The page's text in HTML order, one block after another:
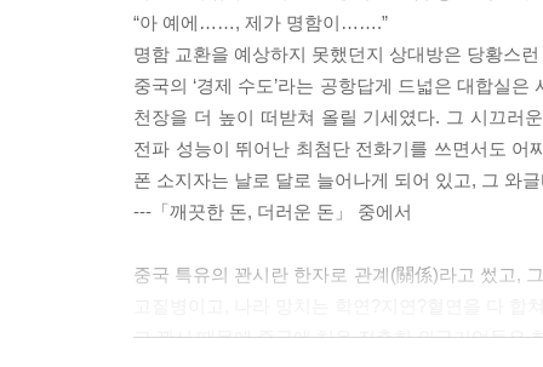
“아 예에……, 제가 명함이…….”
명함 교환을 예상하지 못했던지 상대방은 당황스
중국의 ‘경제 수도’라는 공항답게 드넓은 대합실
천장을 더 높이 떠받쳐 올릴 기세였다. 그 시끄러
전파 성능이 뛰어난 최첨단 전화기를 쓰면서도
폰 소지자는 날로 달로 늘어나게 되어 있고, 그 와
---「깨끗한 돈, 더러운 돈」 중에서
중국 특유의 꽌시란 한자로 관계(關係)라고 썼고,
그 꽌시 때문에 중국에 처음 진출한 외국기업들은